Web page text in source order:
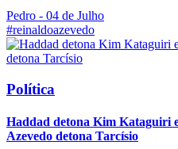
Pedro - 04 de Julho
#reinaldoazevedo
Política
Haddad detona Kim Kataguiri
Azevedo detona Tarcísio